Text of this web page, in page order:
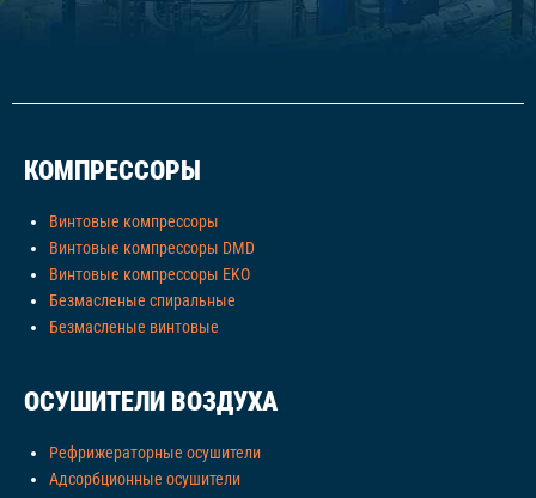
КОМПРЕССОРЫ
Винтовые компрессоры
Винтовые компрессоры DMD
Винтовые компрессоры EKO
Безмасленые спиральные
Безмасленые винтовые
ОСУШИТЕЛИ ВОЗДУХА
Рефрижераторные осушители
Адсорбционные осушители